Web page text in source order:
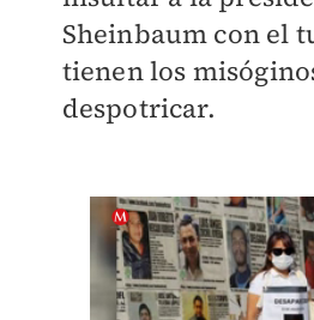
Sheinbaum con el
tienen los
despotricar.